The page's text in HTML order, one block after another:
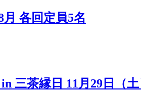
各回定員5名
茶縁日 11月29日（土